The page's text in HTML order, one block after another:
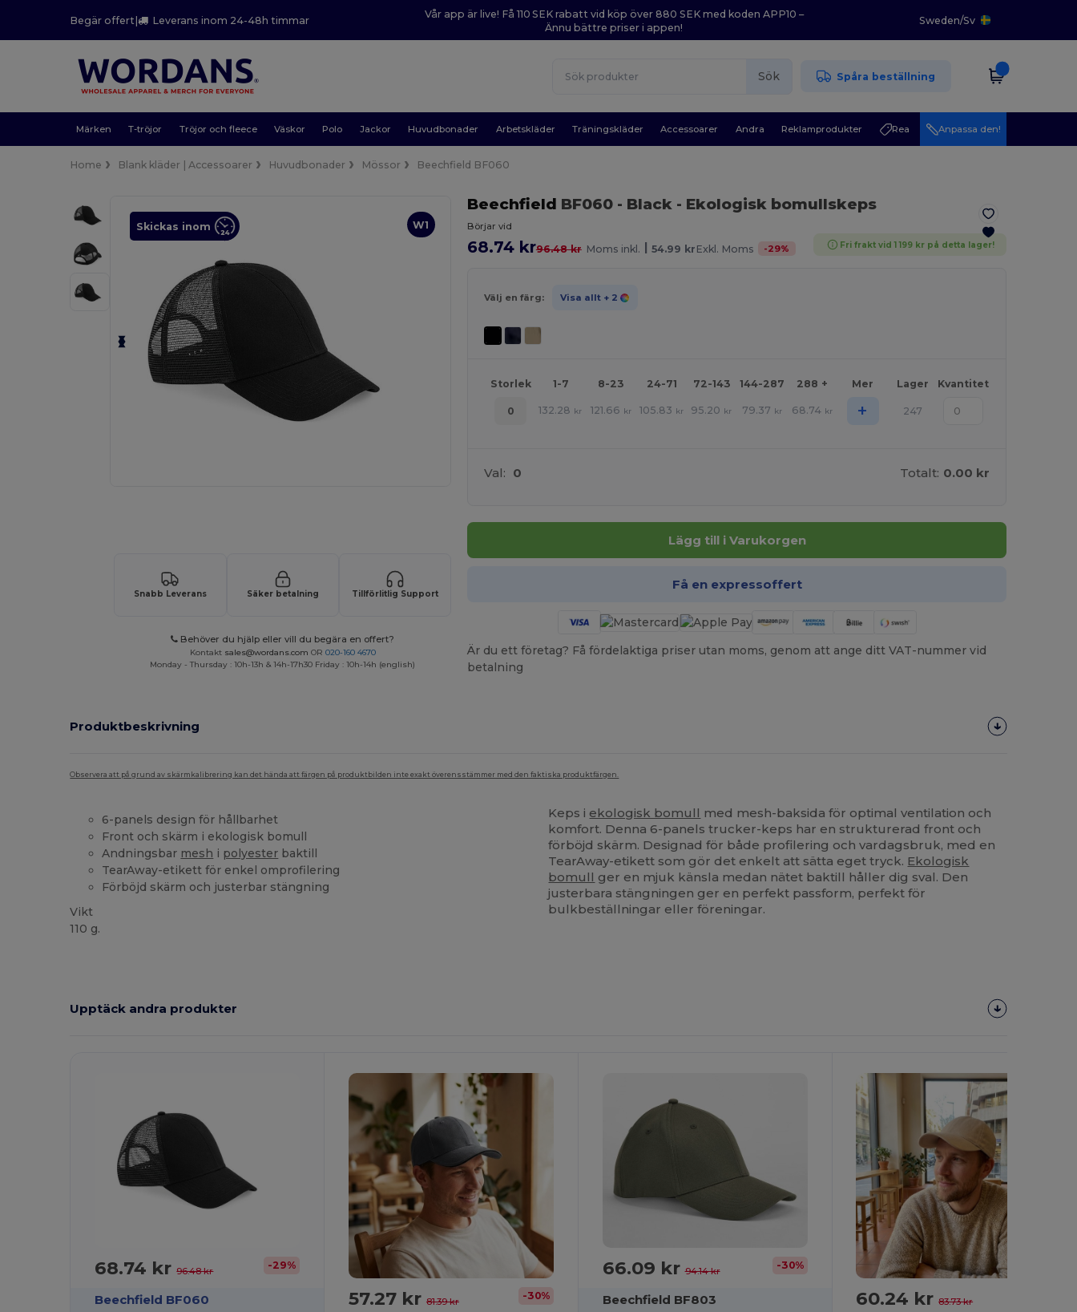
Begär offert| Leverans inom 24-48h timmar
Vår app är live! Få 110 SEK rabatt vid köp över 880 SEK med koden APP10 –
Ännu bättre priser i appen!
Sweden/Sv
Sök Spåra beställning
Märken T-tröjor Tröjor och fleece Väskor Polo Jackor Huvudbonader Arbetskläder Träningskläder Accessoarer Andra Reklamprodukter Rea Anpassa den!
Home Blank kläder | Accessoarer Huvudbonader Mössor Beechfield BF060
W1
Skickas inom
Snabb Leverans Säker betalning Tillförlitlig Support
Behöver du hjälp eller vill du begära en offert?
Kontakt sales@wordans.com OR 020-160 4670
Monday - Thursday : 10h-13h & 14h-17h30 Friday : 10h-14h (english)
Beechfield BF060 - Black- Ekologisk bomullskeps
Börjar vid
68.74 kr96.48 kr Moms inkl. | 54.99 kr Exkl. Moms -29% Fri frakt vid 1 199 kr på detta lager!
Välj en färg: Visa allt + 2
Storlek 1-7 8-23 24-71 72-143 144-287 288 + Mer Lager Kvantitet
0 132.28 kr 121.66 kr 105.83 kr 95.20 kr 79.37 kr 68.74 kr + 247
Val: 0 Totalt: 0.00 kr
Lägg till i Varukorgen
Få en expressoffert
Är du ett företag? Få fördelaktiga priser utan moms, genom att ange ditt VAT-nummer vid
betalning
Produktbeskrivning
Observera att på grund av skärmkalibrering kan det hända att färgen på produktbilden inte exakt överensstämmer med den faktiska produktfärgen.
6-panels design för hållbarhet
Front och skärm i ekologisk bomull
Andningsbar mesh i polyester baktill
TearAway-etikett för enkel omprofilering
Förböjd skärm och justerbar stängning
Vikt
110 g.
Keps i ekologisk bomull med mesh-baksida för optimal ventilation och
komfort. Denna 6-panels trucker-keps har en strukturerad front och
förböjd skärm. Designad för både profilering och vardagsbruk, med en
TearAway-etikett som gör det enkelt att sätta eget tryck. Ekologisk
bomull ger en mjuk känsla medan nätet baktill håller dig sval. Den
justerbara stängningen ger en perfekt passform, perfekt för
bulkbeställningar eller föreningar.
Upptäck andra produkter
68.74 kr96.48 kr -29%
Beechfield BF060 57.27 kr 81.39 kr -30%
66.09 kr94.14 kr -30%
Beechfield BF803 60.24 kr83.73 kr